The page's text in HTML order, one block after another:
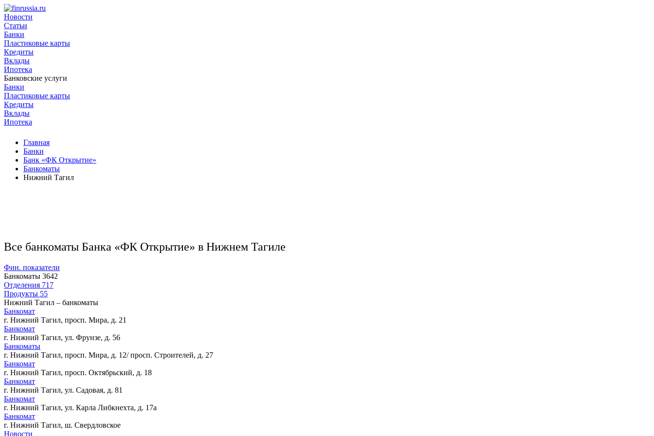
Новости
Статьи
Банки
Пластиковые карты
Кредиты
Вклады
Ипотека
Банковские услуги
Банки
Пластиковые карты
Кредиты
Вклады
Ипотека
Главная
Банки
Банк «ФК Открытие»
Банкоматы
Нижний Тагил
Все банкоматы Банка «ФК Открытие» в Нижнем Тагиле
Фин. показатели
Банкоматы 3642
Отделения 717
Продукты 55
Нижний Тагил – банкоматы
Банкомат
г. Нижний Тагил, просп. Мира, д. 21
Банкомат
г. Нижний Тагил, ул. Фрунзе, д. 56
Банкоматы
г. Нижний Тагил, просп. Мира, д. 12/ просп. Строителей, д. 27
Банкомат
г. Нижний Тагил, просп. Октябрьский, д. 18
Банкомат
г. Нижний Тагил, ул. Садовая, д. 81
Банкомат
г. Нижний Тагил, ул. Карла Либкнехта, д. 17а
Банкомат
г. Нижний Тагил, ш. Свердловское
Новости